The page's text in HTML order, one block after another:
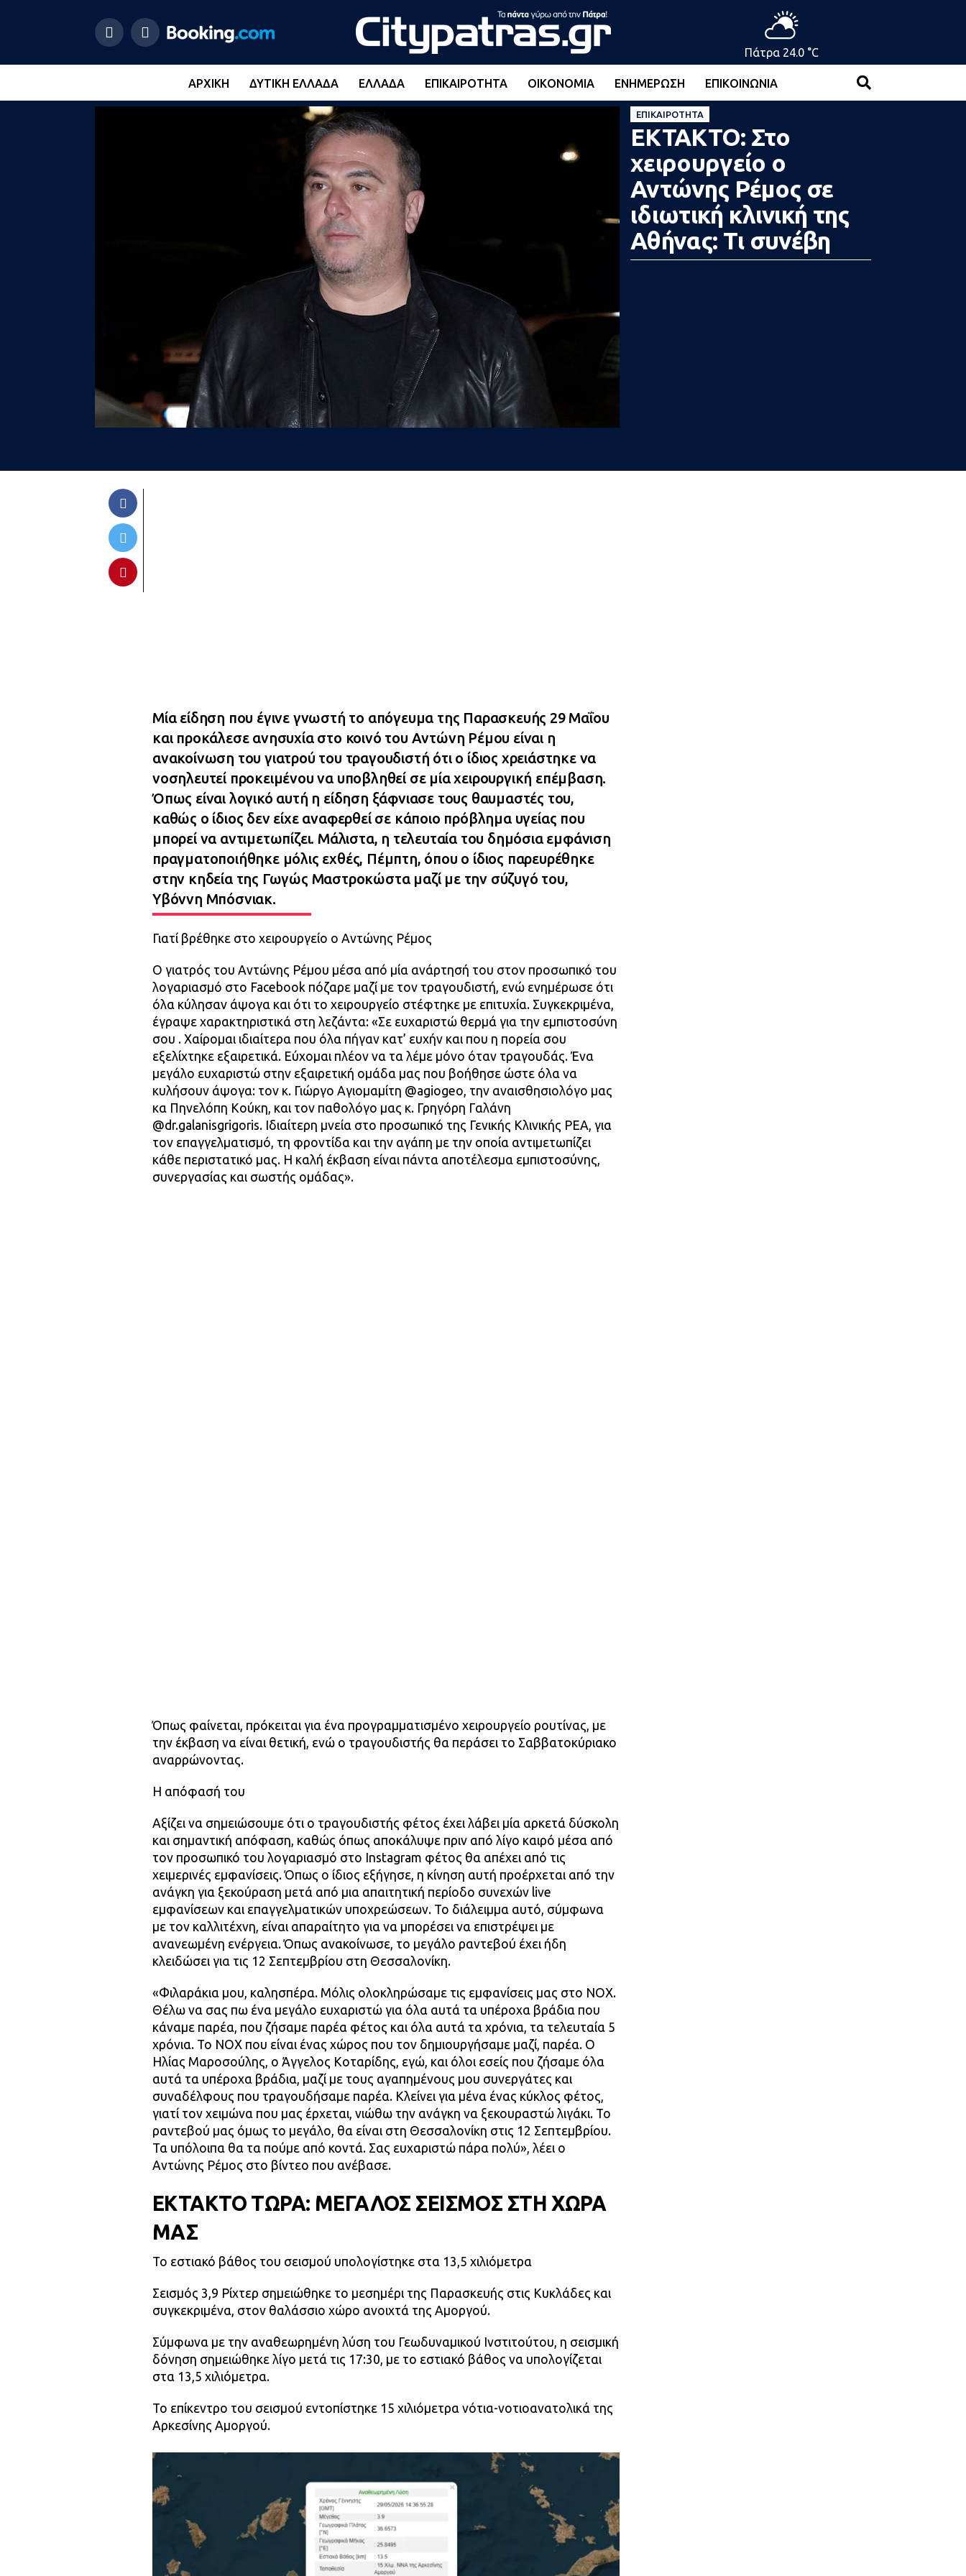
Πάτρα 24.0 °C
ΑΡΧΙΚΉ ΔΥΤΙΚΉ ΕΛΛΆΔΑ ΕΛΛΆΔΑ ΕΠΙΚΑΙΡΌΤΗΤΑ ΟΙΚΟΝΟΜΊΑ ΕΝΗΜΈΡΩΣΗ ΕΠΙΚΟΙΝΩΝΊΑ
ΕΠΙΚΑΙΡΌΤΗΤΑ
ΕΚΤΑΚΤΟ: Στο
χειρουργείο ο
Αντώνης Ρέμος σε
ιδιωτική κλινική της
Αθήνας: Τι συνέβη
Μία είδηση που έγινε γνωστή το απόγευμα της Παρασκευής 29 Μαΐου
και προκάλεσε ανησυχία στο κοινό του Αντώνη Ρέμου είναι η
ανακοίνωση του γιατρού του τραγουδιστή ότι ο ίδιος χρειάστηκε να
νοσηλευτεί προκειμένου να υποβληθεί σε μία χειρουργική επέμβαση.
Όπως είναι λογικό αυτή η είδηση ξάφνιασε τους θαυμαστές του,
καθώς ο ίδιος δεν είχε αναφερθεί σε κάποιο πρόβλημα υγείας που
μπορεί να αντιμετωπίζει. Μάλιστα, η τελευταία του δημόσια εμφάνιση
πραγματοποιήθηκε μόλις εχθές, Πέμπτη, όπου ο ίδιος παρευρέθηκε
στην κηδεία της Γωγώς Μαστροκώστα μαζί με την σύζυγό του,
Υβόννη Μπόσνιακ.
Γιατί βρέθηκε στο χειρουργείο ο Αντώνης Ρέμος
O γιατρός του Αντώνης Ρέμου μέσα από μία ανάρτησή του στον προσωπικό του
λογαριασμό στο Facebook πόζαρε μαζί με τον τραγουδιστή, ενώ ενημέρωσε ότι
όλα κύλησαν άψογα και ότι το χειρουργείο στέφτηκε με επιτυχία. Συγκεκριμένα,
έγραψε χαρακτηριστικά στη λεζάντα: «Σε ευχαριστώ θερμά για την εμπιστοσύνη
σου . Χαίρομαι ιδιαίτερα που όλα πήγαν κατ’ ευχήν και που η πορεία σου
εξελίχτηκε εξαιρετικά. Εύχομαι πλέον να τα λέμε μόνο όταν τραγουδάς. Ένα
μεγάλο ευχαριστώ στην εξαιρετική ομάδα μας που βοήθησε ώστε όλα να
κυλήσουν άψογα: τον κ. Γιώργο Αγιομαμίτη @agiogeo, την αναισθησιολόγο μας
κα Πηνελόπη Κούκη, και τον παθολόγο μας κ. Γρηγόρη Γαλάνη
@dr.galanisgrigoris. Ιδιαίτερη μνεία στο προσωπικό της Γενικής Κλινικής ΡΕΑ, για
τον επαγγελματισμό, τη φροντίδα και την αγάπη με την οποία αντιμετωπίζει
κάθε περιστατικό μας. Η καλή έκβαση είναι πάντα αποτέλεσμα εμπιστοσύνης,
συνεργασίας και σωστής ομάδας».
Όπως φαίνεται, πρόκειται για ένα προγραμματισμένο χειρουργείο ρουτίνας, με
την έκβαση να είναι θετική, ενώ ο τραγουδιστής θα περάσει το Σαββατοκύριακο
αναρρώνοντας.
Η απόφασή του
Αξίζει να σημειώσουμε ότι ο τραγουδιστής φέτος έχει λάβει μία αρκετά δύσκολη
και σημαντική απόφαση, καθώς όπως αποκάλυψε πριν από λίγο καιρό μέσα από
τον προσωπικό του λογαριασμό στο Instagram φέτος θα απέχει από τις
χειμερινές εμφανίσεις. Όπως ο ίδιος εξήγησε, η κίνηση αυτή προέρχεται από την
ανάγκη για ξεκούραση μετά από μια απαιτητική περίοδο συνεχών live
εμφανίσεων και επαγγελματικών υποχρεώσεων. Το διάλειμμα αυτό, σύμφωνα
με τον καλλιτέχνη, είναι απαραίτητο για να μπορέσει να επιστρέψει με
ανανεωμένη ενέργεια. Όπως ανακοίνωσε, το μεγάλο ραντεβού έχει ήδη
κλειδώσει για τις 12 Σεπτεμβρίου στη Θεσσαλονίκη.
«Φιλαράκια μου, καλησπέρα. Μόλις ολοκληρώσαμε τις εμφανίσεις μας στο NOX.
Θέλω να σας πω ένα μεγάλο ευχαριστώ για όλα αυτά τα υπέροχα βράδια που
κάναμε παρέα, που ζήσαμε παρέα φέτος και όλα αυτά τα χρόνια, τα τελευταία 5
χρόνια. Το NOX που είναι ένας χώρος που τον δημιουργήσαμε μαζί, παρέα. Ο
Ηλίας Μαροσούλης, ο Άγγελος Κοταρίδης, εγώ, και όλοι εσείς που ζήσαμε όλα
αυτά τα υπέροχα βράδια, μαζί με τους αγαπημένους μου συνεργάτες και
συναδέλφους που τραγουδήσαμε παρέα. Κλείνει για μένα ένας κύκλος φέτος,
γιατί τον χειμώνα που μας έρχεται, νιώθω την ανάγκη να ξεκουραστώ λιγάκι. Το
ραντεβού μας όμως το μεγάλο, θα είναι στη Θεσσαλονίκη στις 12 Σεπτεμβρίου.
Τα υπόλοιπα θα τα πούμε από κοντά. Σας ευχαριστώ πάρα πολύ», λέει ο
Αντώνης Ρέμος στο βίντεο που ανέβασε.
ΕΚΤΑΚΤΟ ΤΩΡΑ: ΜΕΓΑΛΟΣ ΣΕΙΣΜΟΣ ΣΤΗ ΧΩΡΑ
ΜΑΣ
Το εστιακό βάθος του σεισμού υπολογίστηκε στα 13,5 χιλιόμετρα
Σεισμός 3,9 Ρίχτερ σημειώθηκε το μεσημέρι της Παρασκευής στις Κυκλάδες και
συγκεκριμένα, στον θαλάσσιο χώρο ανοιχτά της Αμοργού.
Σύμφωνα με την αναθεωρημένη λύση του Γεωδυναμικού Ινστιτούτου, η σεισμική
δόνηση σημειώθηκε λίγο μετά τις 17:30, με το εστιακό βάθος να υπολογίζεται
στα 13,5 χιλιόμετρα.
Το επίκεντρο του σεισμού εντοπίστηκε 15 χιλιόμετρα νότια-νοτιοανατολικά της
Αρκεσίνης Αμοργού.